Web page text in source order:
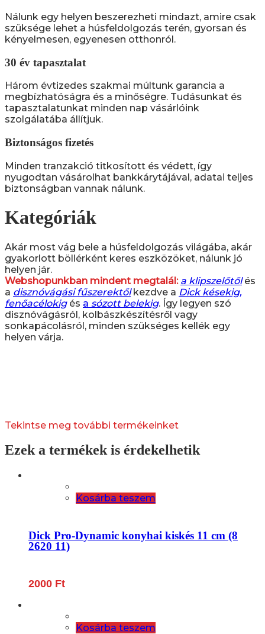
Nálunk egy helyen beszerezheti mindazt, amire csak
szüksége lehet a húsfeldolgozás terén, gyorsan és
kényelmesen, egyenesen otthonról.
30 év tapasztalat
Három évtizedes szakmai múltunk garancia a
megbízhatóságra és a minőségre. Tudásunkat és
tapasztalatunkat minden nap vásárlóink
szolgálatába állítjuk.
Biztonságos fizetés
Minden tranzakció titkosított és védett, így
nyugodtan vásárolhat bankkárytájával, adatai teljes
biztonságban vannak nálunk.
Kategóriák
Akár most vág bele a húsfeldolgozás világába, akár
gyakorlott böllérként keres eszközöket, nálunk jó
helyen jár.
Webshopunkban mindent megtalál: a klipszelőtőlés
a disznóvágási fűszerektőlkezdve a Dick késekig,
fenőacélokigés a sózott belekig. Így legyen szó
disznóvágásról, kolbászkészítésről vagy
sonkapácolásról, minden szükséges kellék egy
helyen várja.
Tekintse meg további termékeinket
Ezek a termékek is érdekelhetik
Kosárba teszem
Dick Pro-Dynamic konyhai kiskés 11 cm (8
2620 11)
2000 Ft
Kosárba teszem